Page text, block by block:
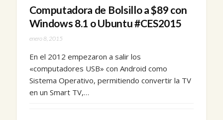
Computadora de Bolsillo a $89 con
Windows 8.1 o Ubuntu #CES2015
enero 8, 2015
En el 2012 empezaron a salir los
«computadores USB» con Android como
Sistema Operativo, permitiendo convertir la TV
en un Smart TV,…